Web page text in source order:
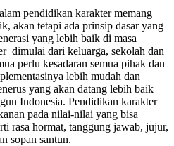
pendidikan karakter memang
akan tetapi ada prinsip dasar yang
yang lebih baik di masa
dimulai dari keluarga, sekolah dan
perlu kesadaran semua pihak dan
lebih mudah dan
yang akan datang lebih baik
Indonesia. Pendidikan karakter
pada nilai-nilai yang bisa
rasa hormat, tanggung jawab, jujur,
sopan santun.